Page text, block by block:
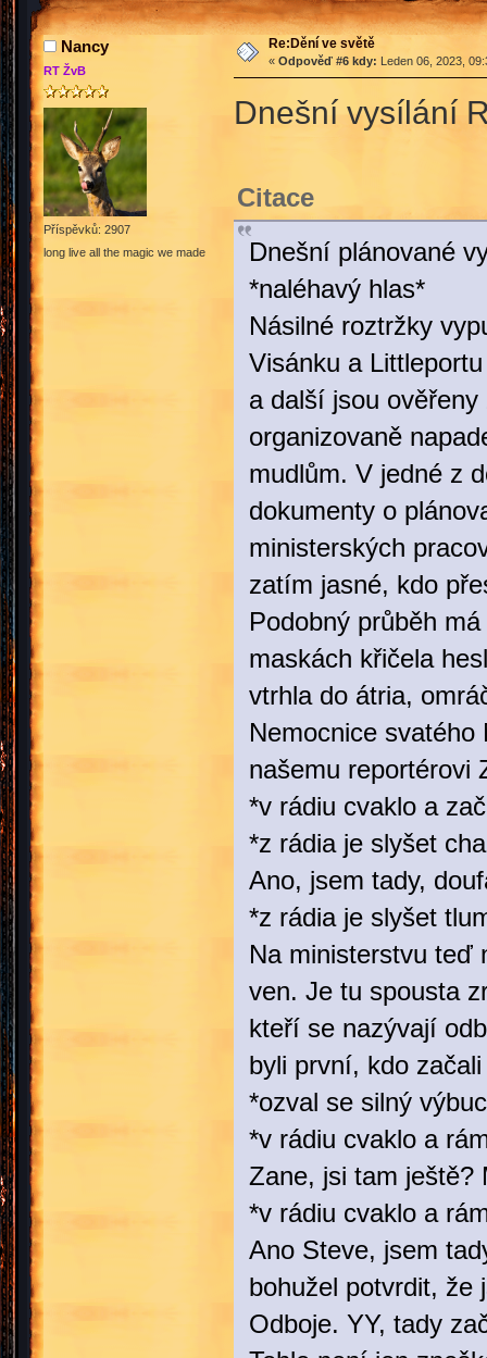
Nancy
RT ŽvB
Příspěvků: 2907
long live all the magic we made
Re:Dění ve světě
« Odpověď #6 kdy: Leden 06, 2023,
Dnešní vysílání
Citace
Dnešní plánované
*naléhavý hlas*
Násilné roztržky
Visánku a
a další jsou
organizovaně
mudlům. V jedné z
dokumenty o
ministerských
zatím jasné, kdo
Podobný průběh
maskách křičela
vtrhla do átria,
Nemocnice
našemu reportérovi
*v rádiu cvaklo a
*z rádia je slyšet
Ano, jsem tady,
*z rádia je slyšet
Na ministerstvu teď
ven. Je tu spousta
kteří se nazývají
byli první, kdo
*ozval se silný
*v rádiu cvaklo a
Zane, jsi tam ještě?
*v rádiu cvaklo a
Ano Steve, jsem
bohužel potvrdit, že
Odboje. YY, tady